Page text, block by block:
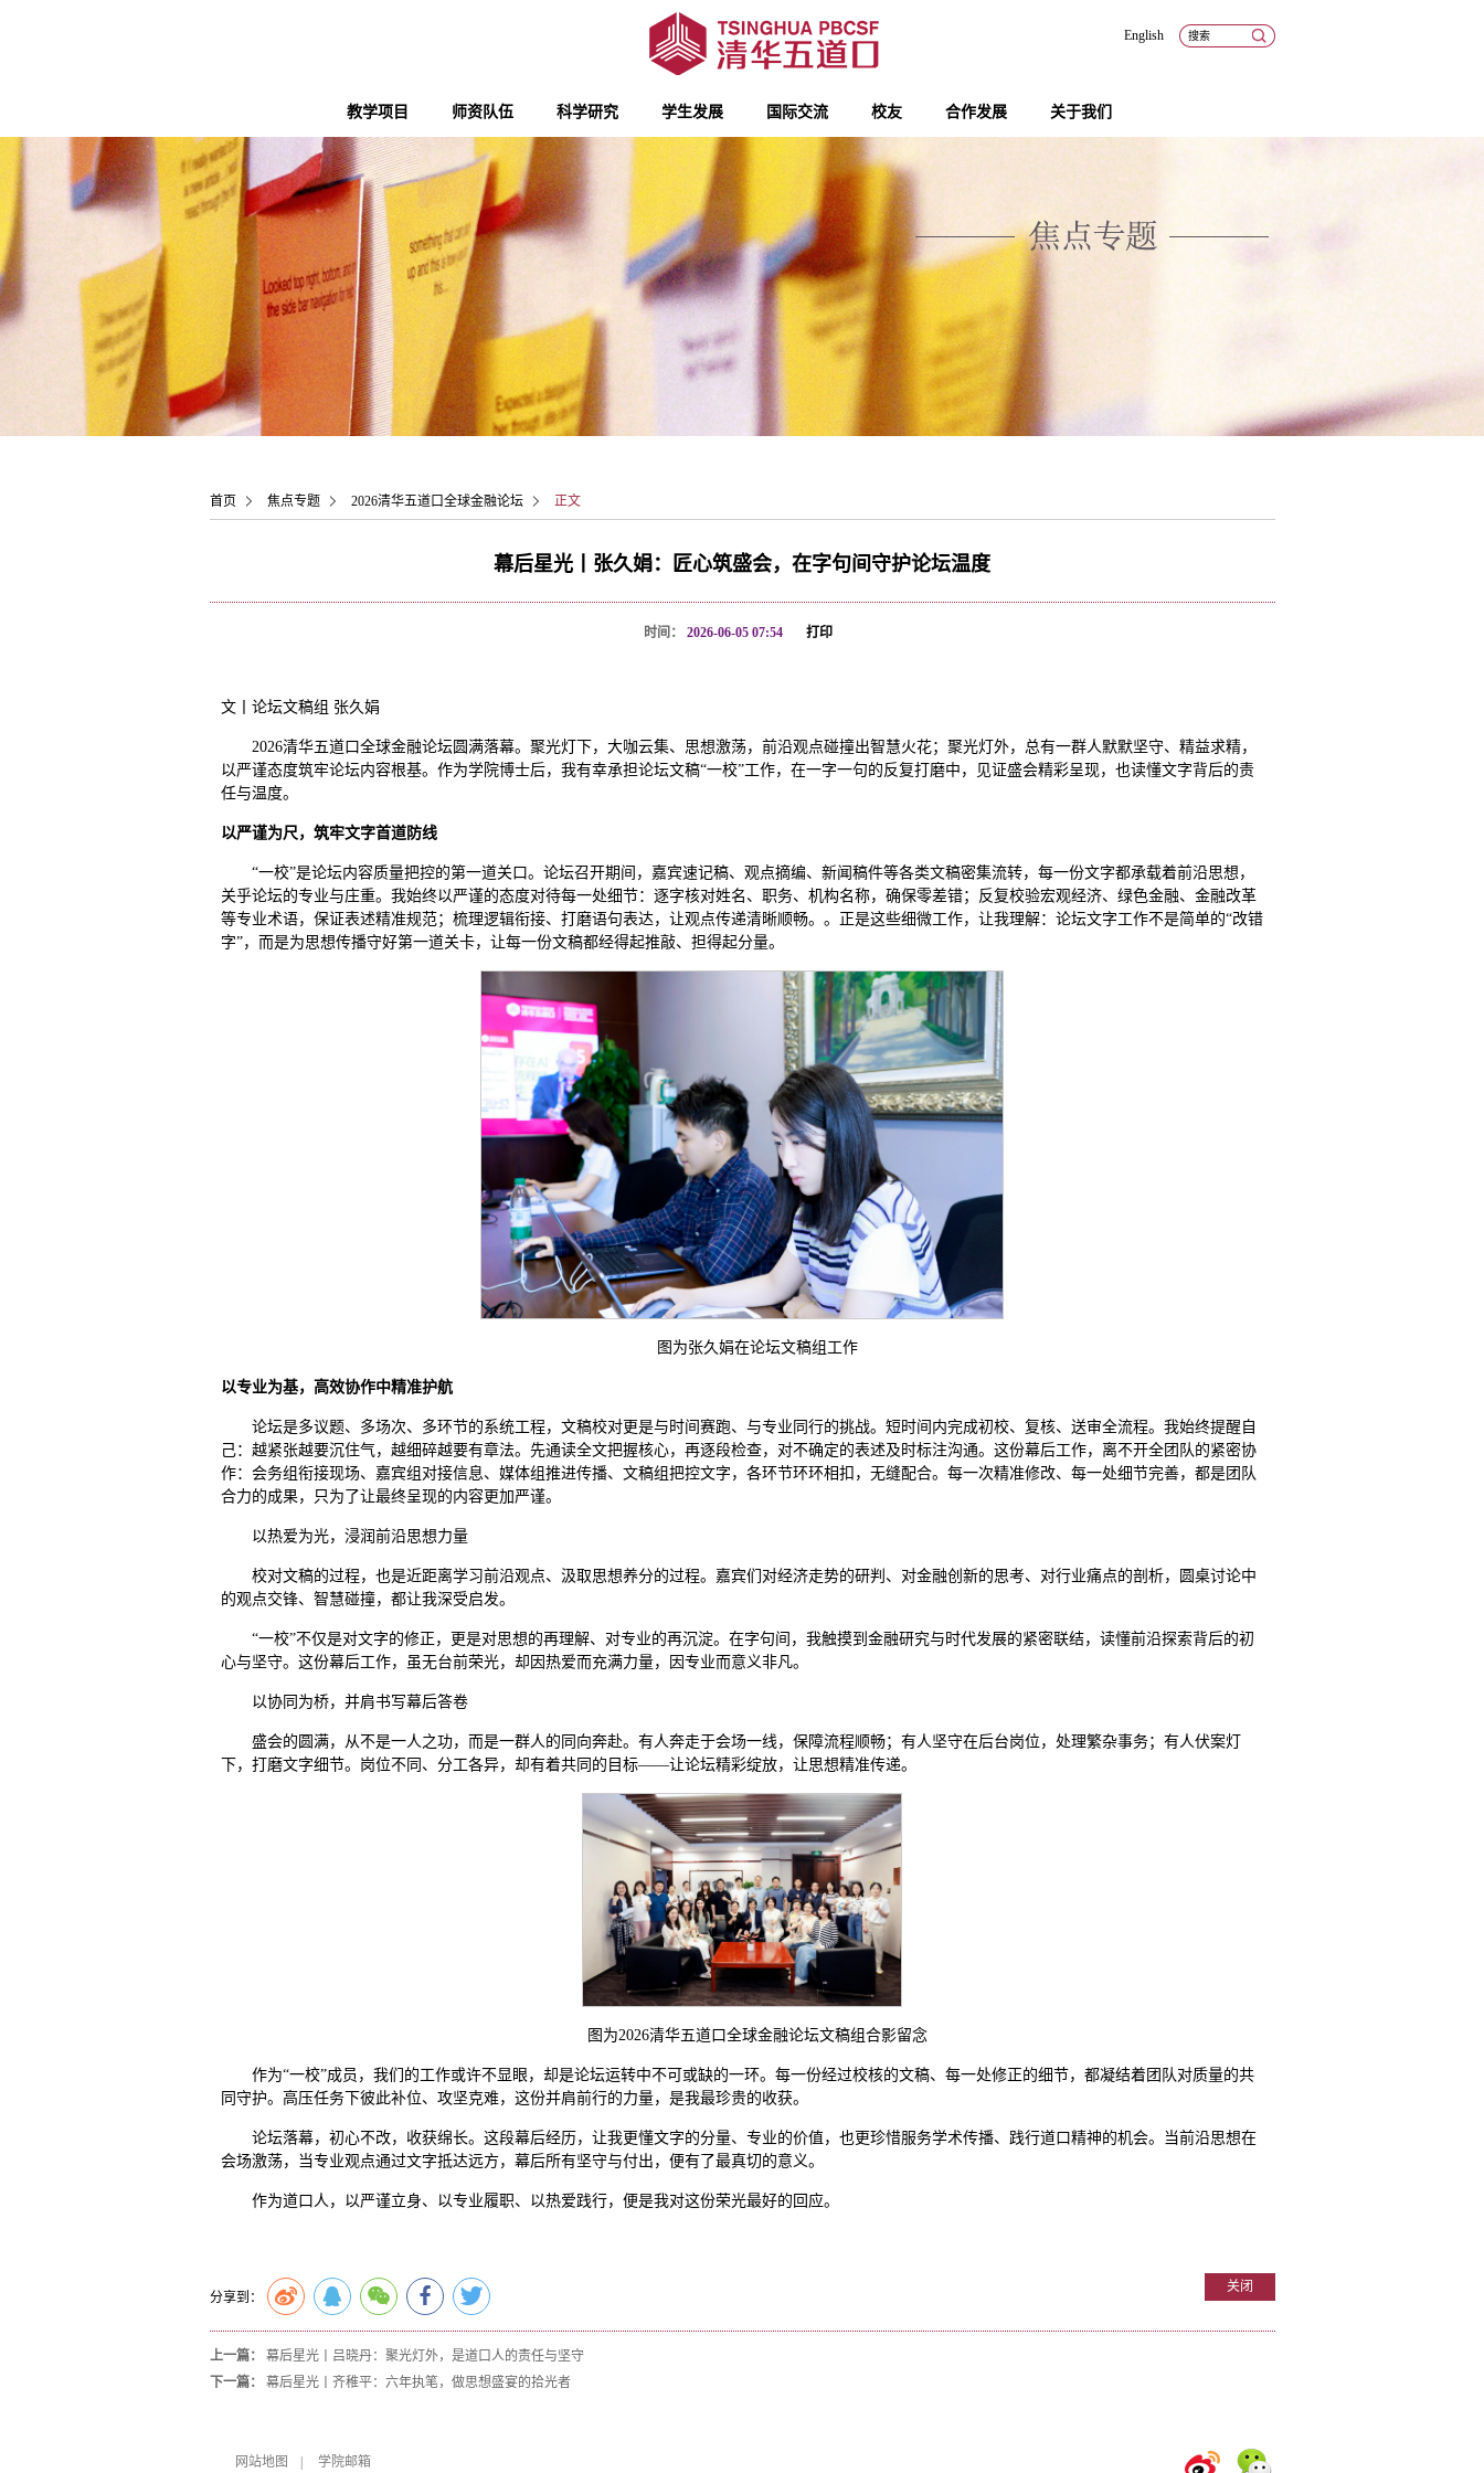
教学项目 师资队伍 科学研究 学生发展 国际交流 校友 合作发展 关于我们
English
首页 焦点专题 2026清华五道口全球金融论坛 正文
幕后星光丨张久娟：匠心筑盛会，在字句间守护论坛温度
时间： 2026-06-05 07:54 打印
文丨论坛文稿组 张久娟
2026清华五道口全球金融论坛圆满落幕。聚光灯下，大咖云集、思想激荡，前沿观点碰撞出智慧火花；聚光灯外，总有一群人默默坚守、精益求精，
以严谨态度筑牢论坛内容根基。作为学院博士后，我有幸承担论坛文稿“一校”工作，在一字一句的反复打磨中，见证盛会精彩呈现，也读懂文字背后的责
任与温度。
以严谨为尺，筑牢文字首道防线
“一校”是论坛内容质量把控的第一道关口。论坛召开期间，嘉宾速记稿、观点摘编、新闻稿件等各类文稿密集流转，每一份文字都承载着前沿思想，
关乎论坛的专业与庄重。我始终以严谨的态度对待每一处细节：逐字核对姓名、职务、机构名称，确保零差错；反复校验宏观经济、绿色金融、金融改革
等专业术语，保证表述精准规范；梳理逻辑衔接、打磨语句表达，让观点传递清晰顺畅。。正是这些细微工作，让我理解：论坛文字工作不是简单的“改错
字”，而是为思想传播守好第一道关卡，让每一份文稿都经得起推敲、担得起分量。
图为张久娟在论坛文稿组工作
以专业为基，高效协作中精准护航
论坛是多议题、多场次、多环节的系统工程，文稿校对更是与时间赛跑、与专业同行的挑战。短时间内完成初校、复核、送审全流程。我始终提醒自
己：越紧张越要沉住气，越细碎越要有章法。先通读全文把握核心，再逐段检查，对不确定的表述及时标注沟通。这份幕后工作，离不开全团队的紧密协
作：会务组衔接现场、嘉宾组对接信息、媒体组推进传播、文稿组把控文字，各环节环环相扣，无缝配合。每一次精准修改、每一处细节完善，都是团队
合力的成果，只为了让最终呈现的内容更加严谨。
以热爱为光，浸润前沿思想力量
校对文稿的过程，也是近距离学习前沿观点、汲取思想养分的过程。嘉宾们对经济走势的研判、对金融创新的思考、对行业痛点的剖析，圆桌讨论中
的观点交锋、智慧碰撞，都让我深受启发。
“一校”不仅是对文字的修正，更是对思想的再理解、对专业的再沉淀。在字句间，我触摸到金融研究与时代发展的紧密联结，读懂前沿探索背后的初
心与坚守。这份幕后工作，虽无台前荣光，却因热爱而充满力量，因专业而意义非凡。
以协同为桥，并肩书写幕后答卷
盛会的圆满，从不是一人之功，而是一群人的同向奔赴。有人奔走于会场一线，保障流程顺畅；有人坚守在后台岗位，处理繁杂事务；有人伏案灯
下，打磨文字细节。岗位不同、分工各异，却有着共同的目标——让论坛精彩绽放，让思想精准传递。
图为2026清华五道口全球金融论坛文稿组合影留念
作为“一校”成员，我们的工作或许不显眼，却是论坛运转中不可或缺的一环。每一份经过校核的文稿、每一处修正的细节，都凝结着团队对质量的共
同守护。高压任务下彼此补位、攻坚克难，这份并肩前行的力量，是我最珍贵的收获。
论坛落幕，初心不改，收获绵长。这段幕后经历，让我更懂文字的分量、专业的价值，也更珍惜服务学术传播、践行道口精神的机会。当前沿思想在
会场激荡，当专业观点通过文字抵达远方，幕后所有坚守与付出，便有了最真切的意义。
作为道口人，以严谨立身、以专业履职、以热爱践行，便是我对这份荣光最好的回应。
分享到：
关闭
上一篇：
幕后星光丨吕晓丹：聚光灯外，是道口人的责任与坚守
下一篇：
幕后星光丨齐稚平：六年执笔，做思想盛宴的拾光者
网站地图 学院邮箱